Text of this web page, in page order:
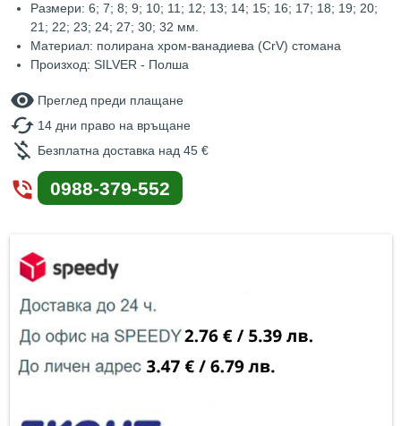
Размери: 6; 7; 8; 9; 10; 11; 12; 13; 14; 15; 16; 17; 18; 19; 20;
21; 22; 23; 24; 27; 30; 32 мм.
Материал: полирана хром-ванадиева (CrV) стомана
Произход: SILVER - Полша
remove_red_eye Преглед преди плащане
cached 14 дни право на връщане
money_off Безплатна доставка над 45 €
phone_in_talk 0988-379-552